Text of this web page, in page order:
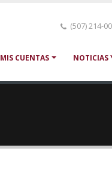
(507) 214-
MIS CUENTAS NOTICIAS